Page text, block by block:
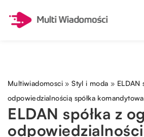
Multiwiadomosci »Styl i moda » ELDAN
odpowiedzialnością spółka komandytowa
ELDAN spółka z